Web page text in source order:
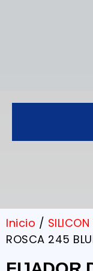
Inicio /
ROSCA 245